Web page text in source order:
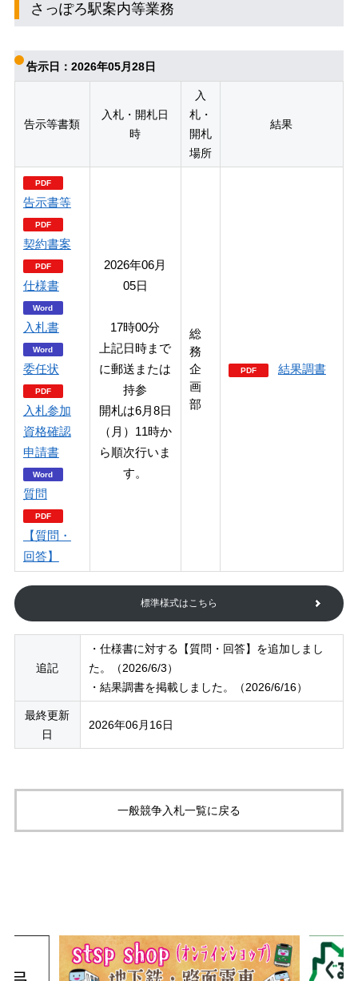
さっぽろ駅案内等業務
告示日：2026年05月28日
告示等書類
入札・開札日
時
入
札・
開札
場所
結果
告示書等
契約書案
仕様書
入札書
委任状
入札参加
資格確認
申請書
質問
【質問・
回答】
2026年06月
05日
17時00分
上記日時まで
に郵送または
持参
開札は6月8日
（月）11時か
ら順次行いま
す。
総
務
企
画
部
結果調書
標準様式はこちら
追記
・仕様書に対する【質問・回答】を追加しまし
た。（2026/6/3）
・結果調書を掲載しました。（2026/6/16）
最終更新
日
2026年06月16日
一般競争入札一覧に戻る